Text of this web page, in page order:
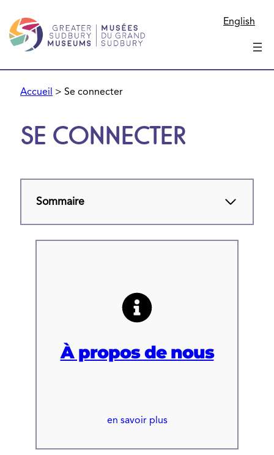
English
Accueil > Se connecter
SE CONNECTER
Sommaire
À propos de nous
en savoir plus